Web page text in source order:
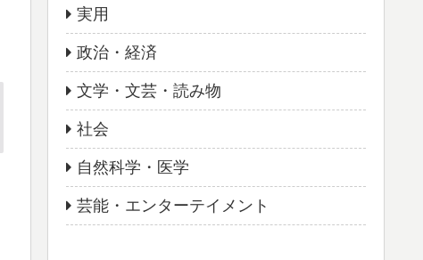
実用
政治・経済
文学・文芸・読み物
社会
自然科学・医学
芸能・エンターテイメント